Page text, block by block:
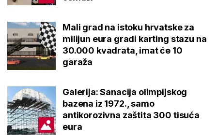
Mali grad na istoku hrvatske za
milijun eura gradi karting stazu na
30.000 kvadrata, imat će 10
garaža
Galerija: Sanacija olimpijskog
bazena iz 1972., samo
antikorozivna zaštita 300 tisuća
eura